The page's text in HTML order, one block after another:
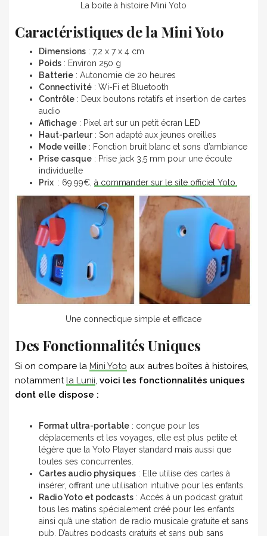
La boite à histoire Mini Yoto
Caractéristiques de la Mini Yoto
Dimensions : 7,2 x 7 x 4 cm
Poids : Environ 250 g
Batterie : Autonomie de 20 heures
Connectivité : Wi-Fi et Bluetooth
Contrôle : Deux boutons rotatifs et insertion de cartes
audio
Affichage : Pixel art sur un petit écran LED
Haut-parleur: Son adapté aux jeunes oreilles
Mode veille : Fonction bruit blanc et sons d’ambiance
Prise casque : Prise jack 3,5 mm pour une écoute
individuelle
Prix : 69.99€, à commander sur le site officiel Yoto.
Une connectique simple et efficace
Des Fonctionnalités Uniques
Si on compare la Mini Yoto aux autres boîtes à histoires,
notamment la Lunii voici les fonctionnalités uniques
dont elle dispose :
Format ultra-portable : conçue pour les
déplacements et les voyages, elle est plus petite et
légère que la Yoto Player standard mais aussi que
toutes ses concurrentes.
Cartes audio physiques : Elle utilise des cartes à
insérer, offrant une utilisation intuitive pour les enfants.
Radio Yoto et podcasts : Accès à un podcast gratuit
tous les matins spécialement créé pour les enfants
ainsi qu’à une station de radio musicale gratuite et sans
pub. D’autres podcasts gratuits et sans pub sans